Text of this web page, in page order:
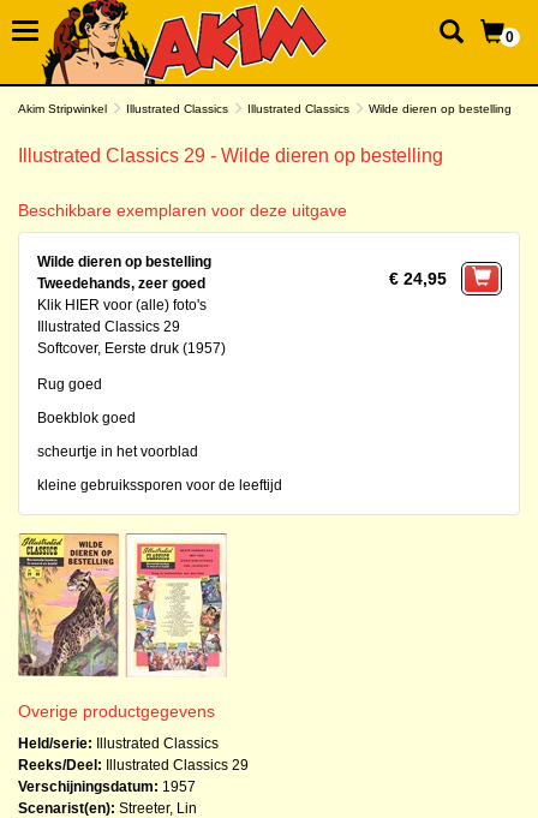
0
Akim Stripwinkel Illustrated Classics Illustrated Classics Wilde dieren op bestelling
Illustrated Classics 29 - Wilde dieren op bestelling
Beschikbare exemplaren voor deze uitgave
Wilde dieren op bestelling
Tweedehands, zeer goed
Klik HIER voor (alle) foto's
Illustrated Classics 29
Softcover, Eerste druk (1957)
Rug goed
Boekblok goed
scheurtje in het voorblad
kleine gebruikssporen voor de leeftijd
€ 24,95
Overige productgegevens
Held/serie:
Illustrated Classics
Reeks/Deel:
Illustrated Classics 29
Verschijningsdatum: 1957
Scenarist(en): Streeter, Lin